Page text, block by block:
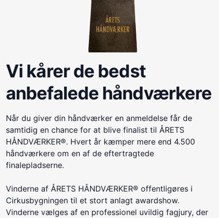
Vi kårer de bedst
anbefalede håndværkere
Når du giver din håndværker en anmeldelse får de
samtidig en chance for at blive finalist til ÅRETS
HÅNDVÆRKER®. Hvert år kæmper mere end 4.500
håndværkere om en af de eftertragtede
finalepladserne.
Vinderne af ÅRETS HÅNDVÆRKER® offentligøres i
Cirkusbygningen til et stort anlagt awardshow.
Vinderne vælges af en professionel uvildig fagjury, der